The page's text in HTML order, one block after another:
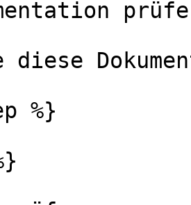
diese
%}